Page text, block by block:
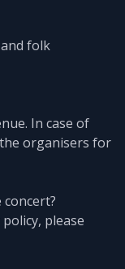
folk
In case of
organisers for
please